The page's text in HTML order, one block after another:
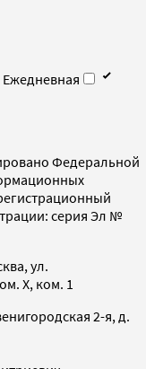
Ежедневная
Федеральной
серия Эл №
ул.
X, ком. 1
2-я, д.